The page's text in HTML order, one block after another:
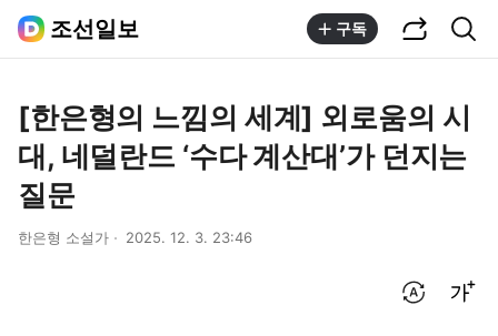
조선일보 구독
[한은형의 느낌의 세계] 외로움의 시
대, 네덜란드 ‘수다 계산대’가 던지는
질문
한은형 소설가 2025. 12. 3. 23:46